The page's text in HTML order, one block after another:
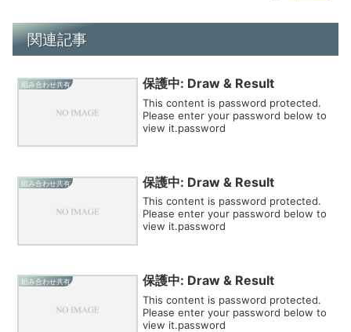
関連記事
組み合わせ共有 保護中: Draw & Result
This content is password protected.
Please enter your password below to
view it.password
組み合わせ共有 保護中: Draw & Result
This content is password protected.
Please enter your password below to
view it.password
組み合わせ共有 保護中: Draw & Result
This content is password protected.
Please enter your password below to
view it.password